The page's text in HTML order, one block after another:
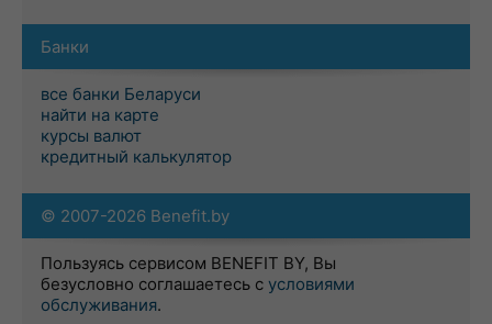
Банки
все банки Беларуси
найти на карте
курсы валют
кредитный калькулятор
© 2007-2026 Benefit.by
Пользуясь сервисом BENEFIT BY, Вы
безусловно соглашаетесь с условиями
обслуживания.